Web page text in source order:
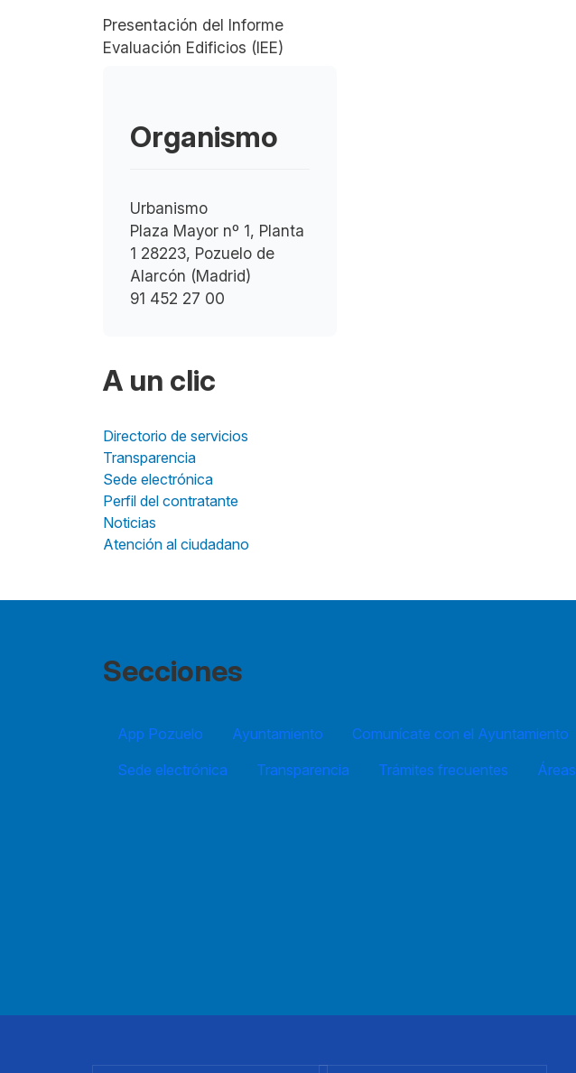
Presentación del Informe
Evaluación Edificios (IEE)
Organismo
Urbanismo
Plaza Mayor nº 1, Planta
1 28223, Pozuelo de
Alarcón (Madrid)
91 452 27 00
A un clic
Directorio de servicios
Transparencia
Sede electrónica
Perfil del contratante
Noticias
Atención al ciudadano
Secciones
App Pozuelo Ayuntamiento Comunícate con el Ayuntamiento
Sede electrónica
Transparencia Trámites frecuentes Áreas